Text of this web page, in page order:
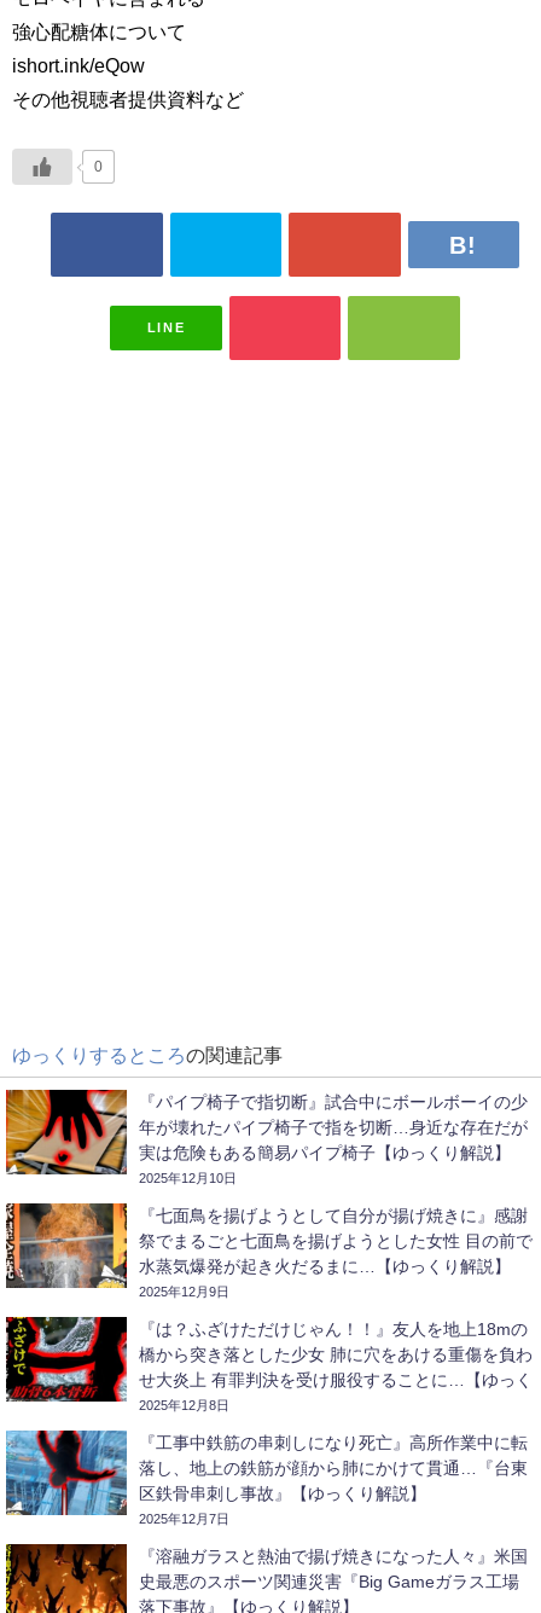
強心配糖体について
ishort.ink/eQow
その他視聴者提供資料など
0
LINE
ゆっくりするところの関連記事
『パイプ椅子で指切断』試合中にボールボーイの少
年が壊れたパイプ椅子で指を切断…身近な存在だが
実は危険もある簡易パイプ椅子【ゆっくり解説】
2025年12月10日
『七面鳥を揚げようとして自分が揚げ焼きに』感謝
祭でまるごと七面鳥を揚げようとした女性 目の前で
水蒸気爆発が起き火だるまに…【ゆっくり解説】
2025年12月9日
『は？ふざけただけじゃん！！』友人を地上18mの
橋から突き落とした少女 肺に穴をあける重傷を負わ
せ大炎上 有罪判決を受け服役することに…【ゆっく
り解説】
2025年12月8日
『工事中鉄筋の串刺しになり死亡』高所作業中に転
落し、地上の鉄筋が顔から肺にかけて貫通…『台東
区鉄骨串刺し事故』【ゆっくり解説】
2025年12月7日
『溶融ガラスと熱油で揚げ焼きになった人々』米国
史最悪のスポーツ関連災害『Big Gameガラス工場
落下事故』【ゆっくり解説】